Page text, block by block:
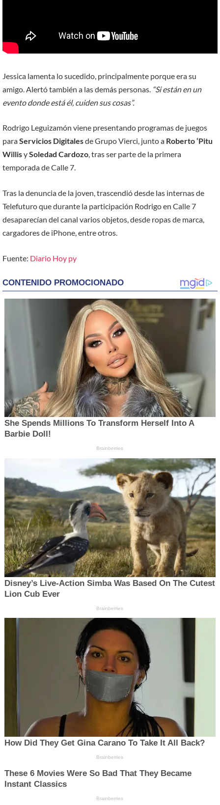
Jessica lamenta lo sucedido, principalmente porque era su
amigo. Alertó también a las demás personas. “Si están en un
evento donde está él, cuiden sus cosas”.
Rodrigo Leguizamón viene presentando programas de juegos
paraServicios Digitalesde Grupo Vierci, junto a Roberto ‘Pitu
WillisySoledad Cardozo, tras ser parte de la primera
temporada de Calle 7.
Tras la denuncia de la joven, trascendió desde las internas de
Telefuturo que durante la participación Rodrigo en Calle 7
desaparecían del canal varios objetos, desde ropas de marca,
cargadores de iPhone, entre otros.
Fuente: Diario Hoy py